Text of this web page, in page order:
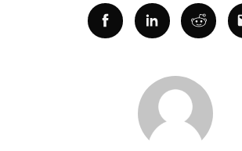
FacebookLinkedinReddit